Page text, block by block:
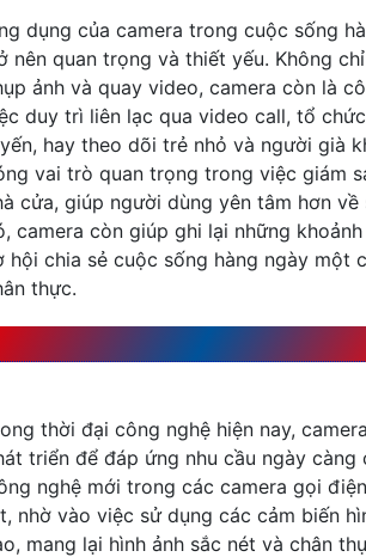
dụng của camera trong cuộc sống
nên quan trọng và thiết yếu. Không
ảnh và quay video, camera còn là
duy trì liên lạc qua video call, tổ
hay theo dõi trẻ nhỏ và người già
vai trò quan trọng trong việc giám
cửa, giúp người dùng yên tâm hơn về
camera còn giúp ghi lại những
hội chia sẻ cuộc sống hàng ngày một
thực.
thời đại công nghệ hiện nay,
triển để đáp ứng nhu cầu ngày càng
nghệ mới trong các camera gọi
nhờ vào việc sử dụng các cảm biến
mang lại hình ảnh sắc nét và chân